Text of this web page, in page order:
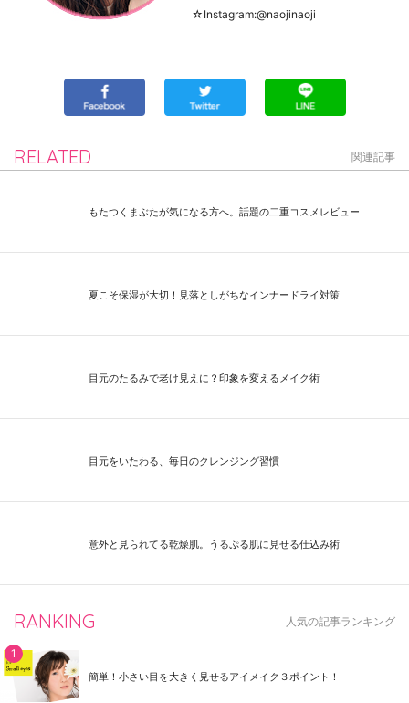
☆Instagram:@naojinaoji
RELATED 関連記事
もたつくまぶたが気になる方へ。話題の二重コスメレビュー
夏こそ保湿が大切！見落としがちなインナードライ対策
目元のたるみで老け見えに？印象を変えるメイク術
目元をいたわる、毎日のクレンジング習慣
意外と見られてる乾燥肌。うるぷる肌に見せる仕込み術
RANKING 人気の記事ランキング
簡単！小さい目を大きく見せるアイメイク３ポイント！